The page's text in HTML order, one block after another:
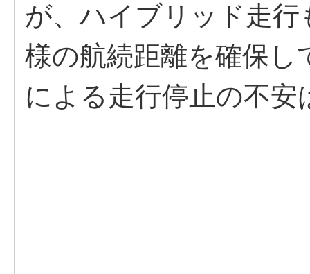
が、ハイブリッド走
様の航続距離を確保
による走行停止の不安